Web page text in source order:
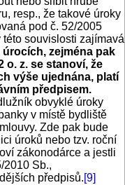
resp., že takové úroky
pod č. 52/2005
této souvislosti zajímavá
úrocích, zejména pak
o. z. se stanoví, že
výše ujednána, platí
předpisem.
obvyklé úroky
v místě bydliště
Zde pak bude
úroků nebo tzv. roční
zákonodárce a jestli
2010 Sb.,
předpisů.[9]